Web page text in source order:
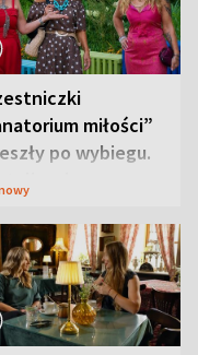
miłości”
po wybiegu.